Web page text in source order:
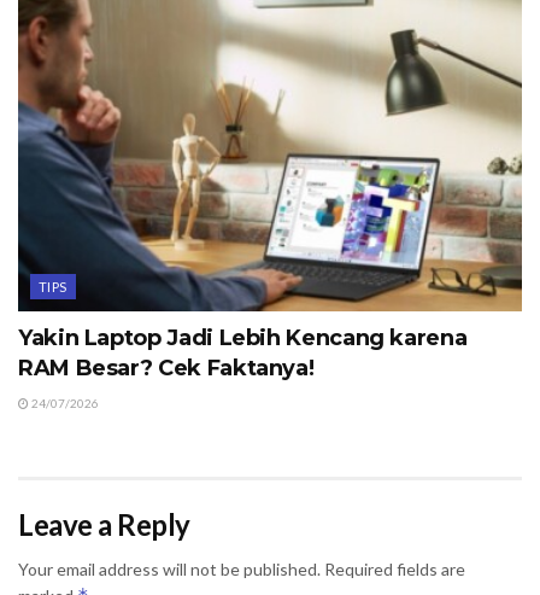
TIPS
Yakin Laptop Jadi Lebih Kencang karena
RAM Besar? Cek Faktanya!
24/07/2026
Leave a Reply
Your email address will not be published. Required fields are